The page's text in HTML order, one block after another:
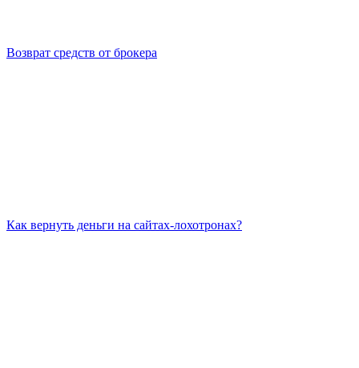
Возврат средств от брокера
Как вернуть деньги на сайтах-лохотронах?